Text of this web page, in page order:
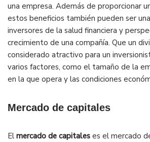
una empresa. Además de proporcionar
estos beneficios también pueden ser
inversores de la salud financiera y
crecimiento de una compañía. Que un
considerado atractivo para un
varios factores, como el tamaño de la
en la que opera y las condiciones
Mercado de capitales
El mercado de capitales es el mercado